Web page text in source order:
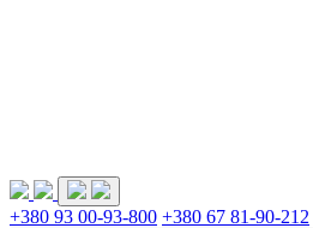
+380 93 00-93-800 +380 67 81-90-212